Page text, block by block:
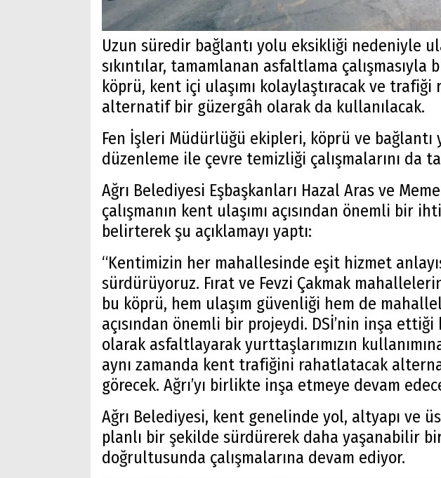
Uzun süredir bağlantı yolu eksikliği nedeniyle
sıkıntılar, tamamlanan asfaltlama
köprü, kent içi ulaşımı kolaylaştıracak ve
alternatif bir güzergâh olarak da kullanılacak.
Fen İşleri Müdürlüğü ekipleri, köprü ve bağlantı
düzenleme ile çevre temizliği çalışmalarını da
Ağrı Belediyesi Eşbaşkanları Hazal Aras ve
çalışmanın kent ulaşımı açısından önemli bir
belirterek şu açıklamayı yaptı:
“Kentimizin her mahallesinde eşit hizmet
sürdürüyoruz. Fırat ve Fevzi Çakmak
bu köprü, hem ulaşım güvenliği hem de
açısından önemli bir projeydi. DSİ’nin inşa
olarak asfaltlayarak yurttaşlarımızın
aynı zamanda kent trafiğini rahatlatacak
görecek. Ağrı’yı birlikte inşa etmeye devam
Ağrı Belediyesi, kent genelinde yol, altyapı ve
planlı bir şekilde sürdürerek daha yaşanabilir
doğrultusunda çalışmalarına devam ediyor.